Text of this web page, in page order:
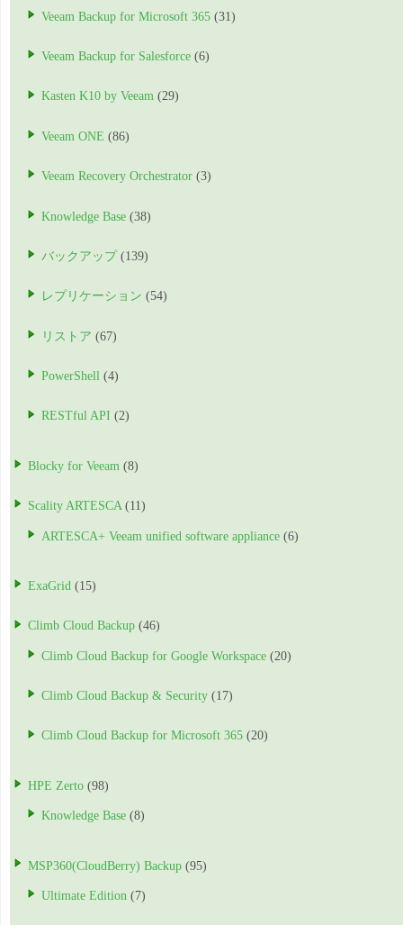
Veeam Backup for Microsoft 365 (31)
Veeam Backup for Salesforce (6)
Kasten K10 by Veeam (29)
Veeam ONE (86)
Veeam Recovery Orchestrator (3)
Knowledge Base (38)
バックアップ (139)
レプリケーション (54)
リストア (67)
PowerShell (4)
RESTful API (2)
Blocky for Veeam (8)
Scality ARTESCA(11)
ARTESCA+ Veeam unified software appliance (6)
ExaGrid (15)
Climb Cloud Backup (46)
Climb Cloud Backup for Google Workspace (20)
Climb Cloud Backup & Security (17)
Climb Cloud Backup for Microsoft 365 (20)
HPE Zerto (98)
Knowledge Base (8)
MSP360(CloudBerry) Backup (95)
Ultimate Edition (7)